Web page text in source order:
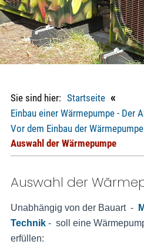
Sie sind hier: Startseite «
Einbau einer Wärmepumpe - Der
Vor dem Einbau der Wärmepumpe
Auswahl der Wärmepumpe
Auswahl der
Unabhängig von der Bauart -
Technik- soll eine
erfüllen: